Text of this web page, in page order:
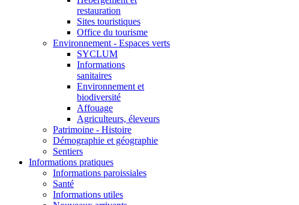
restauration
Sites touristiques
Office du tourisme
Environnement - Espaces verts
SYCLUM
Informations
sanitaires
Environnement et
biodiversité
Affouage
Agriculteurs, éleveurs
Patrimoine - Histoire
Démographie et géographie
Sentiers
Informations pratiques
Informations paroissiales
Santé
Informations utiles